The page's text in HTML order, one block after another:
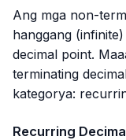
Ang mga non-
hanggang
decimal point.
terminating
kategorya:
Recurring